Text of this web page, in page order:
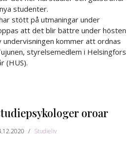
studenter.
stött på utmaningar under
att det blir bättre under hösten
undervisningen kommer att ordnas
styrelsemedlem i Helsingfors
(HUS).
oroar
Studieliv